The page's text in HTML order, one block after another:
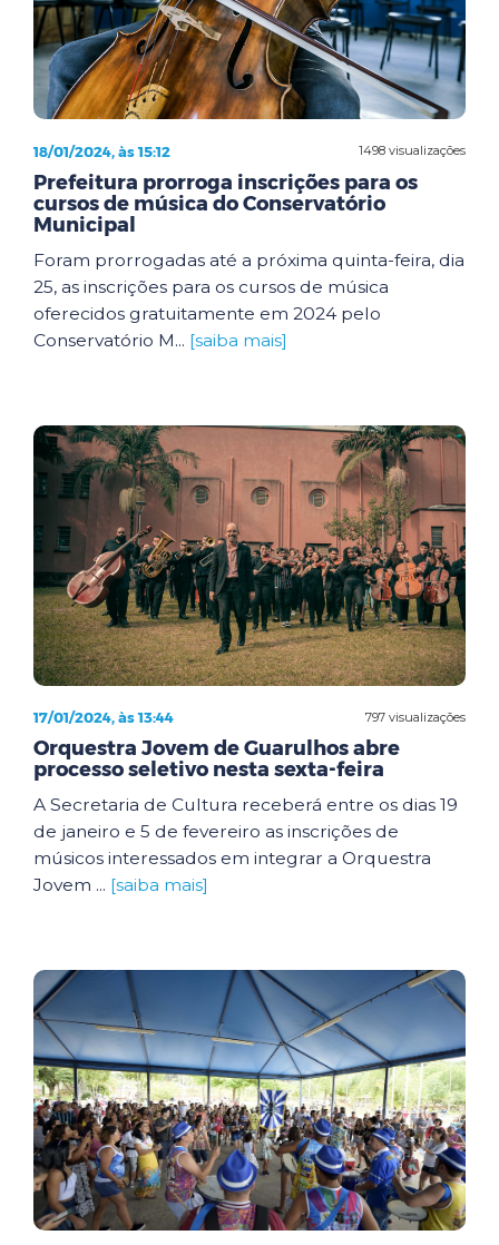
1498 visualizações
18/01/2024, às 15:12
Prefeitura prorroga inscrições para os
cursos de música do Conservatório
Municipal
Foram prorrogadas até a próxima quinta-feira, dia
25, as inscrições para os cursos de música
oferecidos gratuitamente em 2024 pelo
Conservatório M... [saiba mais]
797 visualizações
17/01/2024, às 13:44
Orquestra Jovem de Guarulhos abre
processo seletivo nesta sexta-feira
A Secretaria de Cultura receberá entre os dias 19
de janeiro e 5 de fevereiro as inscrições de
músicos interessados em integrar a Orquestra
Jovem ... [saiba mais]